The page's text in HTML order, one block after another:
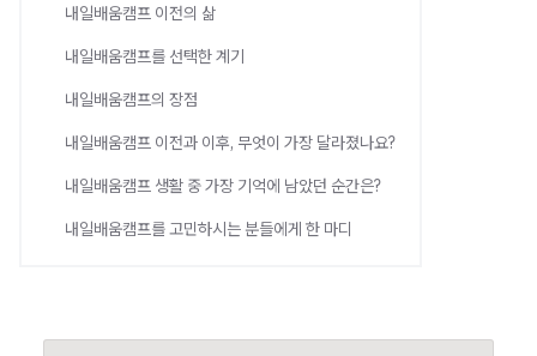
내일배움캠프 이전의 삶
내일배움캠프를 선택한 계기
내일배움캠프의 장점
내일배움캠프 이전과 이후, 무엇이 가장 달라졌나요?
내일배움캠프 생활 중 가장 기억에 남았던 순간은?
내일배움캠프를 고민하시는 분들에게 한 마디